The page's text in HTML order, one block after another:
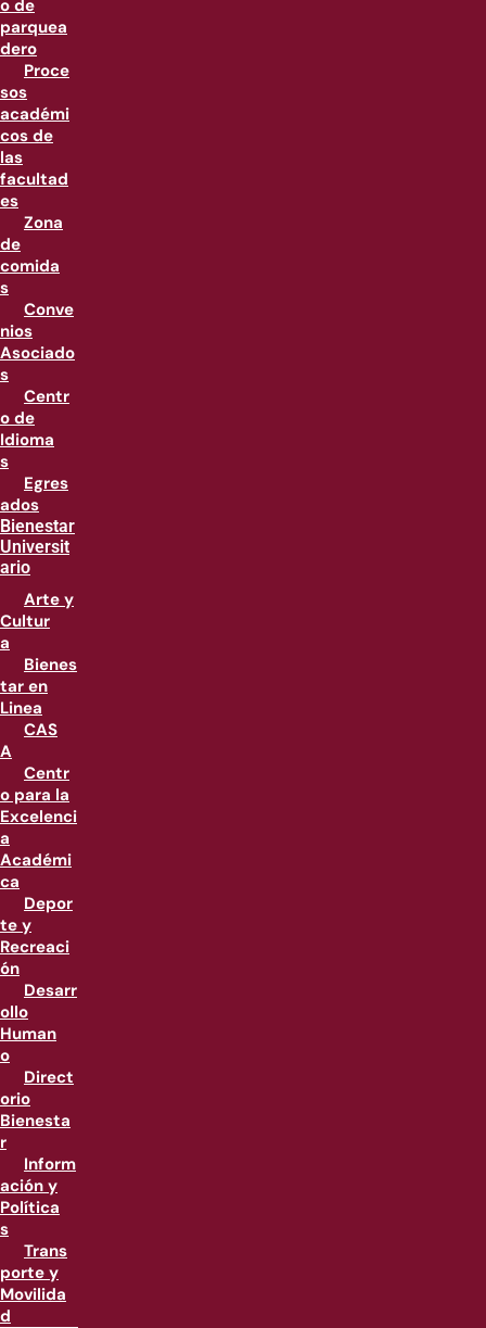
o de
parquea
dero
Proce
sos
académi
cos de
las
facultad
es
Zona
de
comida
s
Conve
nios
Asociado
s
Centr
o de
Idioma
s
Egres
ados
Bienestar
Universit
ario
Arte y
Cultur
a
Bienes
tar en
Linea
CAS
A
Centr
o para la
Excelenci
a
Académi
ca
Depor
te y
Recreaci
ón
Desarr
ollo
Human
o
Direct
orio
Bienesta
r
Inform
ación y
Política
s
Trans
porte y
Movilida
d